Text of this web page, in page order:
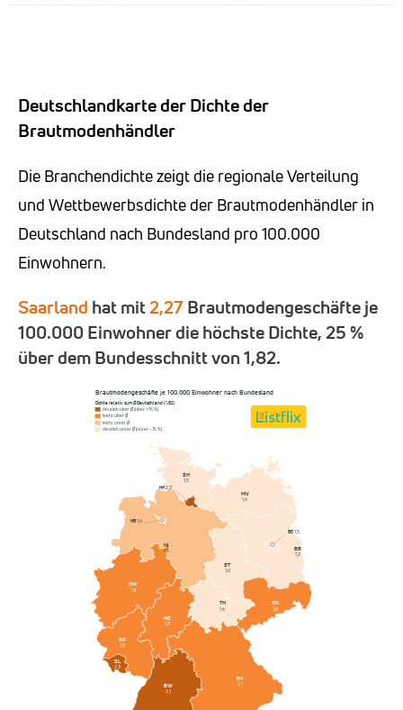
Deutschlandkarte der Dichte der
Brautmodenhändler
Die Branchendichte zeigt die regionale Verteilung
und Wettbewerbsdichte der Brautmodenhändler in
Deutschland nach Bundesland pro 100.000
Einwohnern.
Saarland hat mit2,27Brautmodengeschäfte je
100.000 Einwohner die höchste Dichte, 25 %
über dem Bundesschnitt von 1,82.
Brautmodengeschäfte je 100.000 Einwohner nach Bundesland
Dichte relativ zum Ø Deutschland (1,82)
deutlich über Ø (über +15 %)
leicht über Ø
leicht unter Ø
deutlich unter Ø (unter −15 %)
BW
2,1
BY
2,1
BB
1,2
HE
1,8
MV
1,4
NI
1,6
NW
1,9
RP
1,9
SL
2,3
ST
1,0
SN
1,8
SH
1,5
TH
1,4
BE1,5
HB1,4
HH2,3